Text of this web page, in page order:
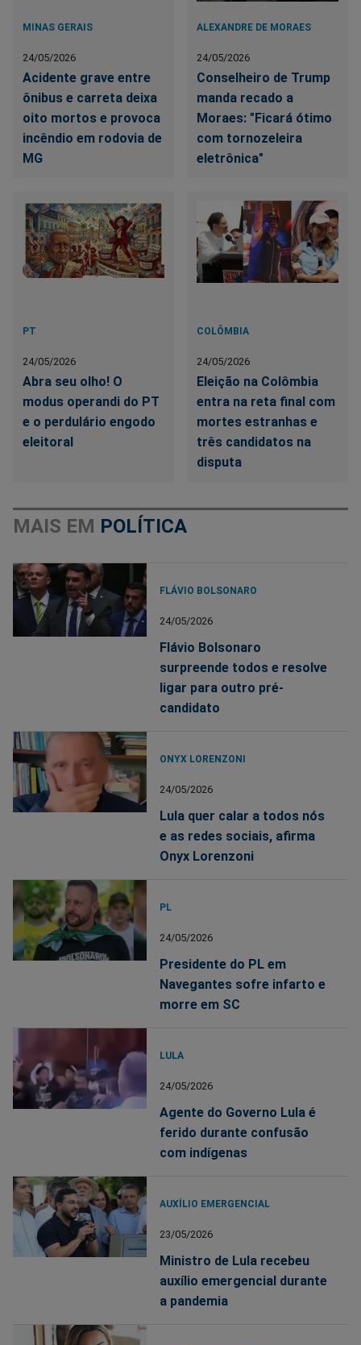
MINAS GERAIS
24/05/2026
Acidente grave entre
ônibus e carreta deixa
oito mortos e provoca
incêndio em rodovia de
MG
ALEXANDRE DE MORAES
24/05/2026
Conselheiro de Trump
manda recado a
Moraes: "Ficará ótimo
com tornozeleira
eletrônica"
PT
24/05/2026
Abra seu olho! O
modus operandi do PT
e o perdulário engodo
eleitoral
COLÔMBIA
24/05/2026
Eleição na Colômbia
entra na reta final com
mortes estranhas e
três candidatos na
disputa
MAIS EM POLÍTICA
FLÁVIO BOLSONARO
24/05/2026
Flávio Bolsonaro
surpreende todos e resolve
ligar para outro pré-
candidato
ONYX LORENZONI
24/05/2026
Lula quer calar a todos nós
e as redes sociais, afirma
Onyx Lorenzoni
PL
24/05/2026
Presidente do PL em
Navegantes sofre infarto e
morre em SC
LULA
24/05/2026
Agente do Governo Lula é
ferido durante confusão
com indígenas
AUXÍLIO EMERGENCIAL
23/05/2026
Ministro de Lula recebeu
auxílio emergencial durante
a pandemia